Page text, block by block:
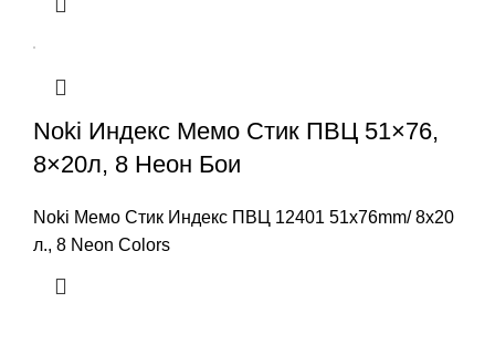
Noki Индекс Мемо Стик ПВЦ 51×76,
8×20л, 8 Неон Бои
Noki Мемо Стик Индекс ПВЦ 12401 51x76mm/ 8x20
л., 8 Neon Colors